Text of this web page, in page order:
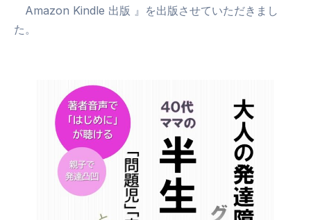
Amazon Kindle 出版 』を出版させていただきまし
た。